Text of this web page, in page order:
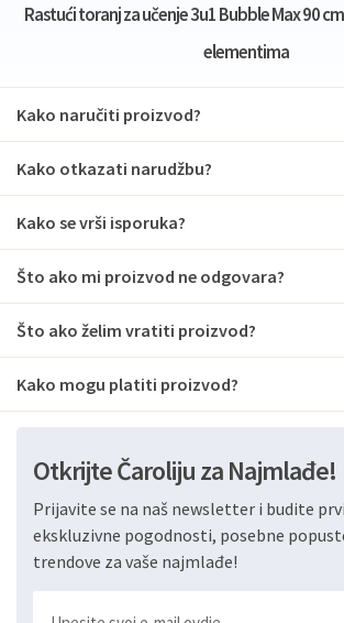
Rastući toranj za učenje 3u1 Bubble Max 90
elementima
Kako naručiti proizvod?
Kako otkazati narudžbu?
Kako se vrši isporuka?
Što ako mi proizvod ne odgovara?
Što ako želim vratiti proizvod?
Kako mogu platiti proizvod?
Otkrijte Čaroliju za Najmlađe!
Prijavite se na naš newsletter i budite
ekskluzivne pogodnosti, posebne
trendove za vaše najmlađe!